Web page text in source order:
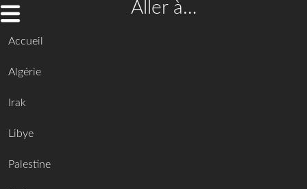
Aller à…
Accueil
Algérie
Irak
Libye
Palestine